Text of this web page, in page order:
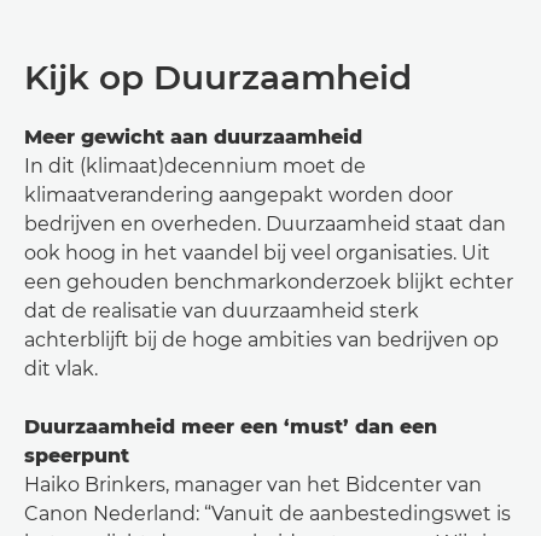
Kijk op Duurzaamheid
Meer gewicht aan duurzaamheid
In dit (klimaat)decennium moet de
klimaatverandering aangepakt worden door
bedrijven en overheden. Duurzaamheid staat dan
ook hoog in het vaandel bij veel organisaties. Uit
een gehouden benchmarkonderzoek blijkt echter
dat de realisatie van duurzaamheid sterk
achterblijft bij de hoge ambities van bedrijven op
dit vlak.
Duurzaamheid meer een ‘must’ dan een
speerpunt
Haiko Brinkers, manager van het Bidcenter van
Canon Nederland: “Vanuit de aanbestedingswet is